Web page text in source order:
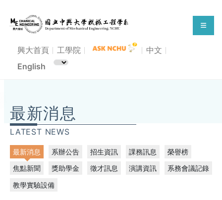
興大首頁 工學院
中文
English
114學年度興人師獎-機械系得獎教師
最新消息
LATEST NEWS
最新消息 系辦公告 招生資訊 課務訊息
榮譽榜
焦點新聞
獎助學金 徵才訊息 演講資訊
系務會議記錄
教學實驗設備